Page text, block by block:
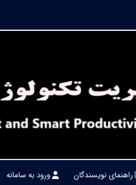
راهنمای نویسندگان ورود به سامانه